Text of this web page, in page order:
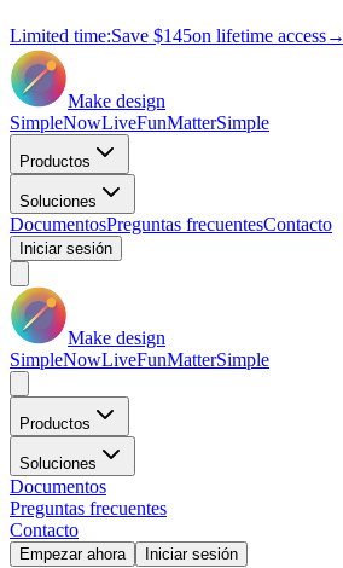
Limited time:Save $145on lifetime access→
Make design
SimpleNowLiveFunMatterSimple
Productos
Soluciones
DocumentosPreguntas frecuentesContacto
Iniciar sesión
Make design
SimpleNowLiveFunMatterSimple
Productos
Soluciones
Documentos
Preguntas frecuentes
Contacto
Empezar ahora Iniciar sesión